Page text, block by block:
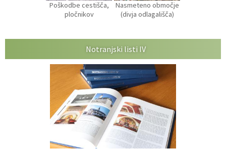
Poškodbe cestišča,
pločnikov
Nasmeteno območje
(divja odlagališča)
Notranjski listi IV